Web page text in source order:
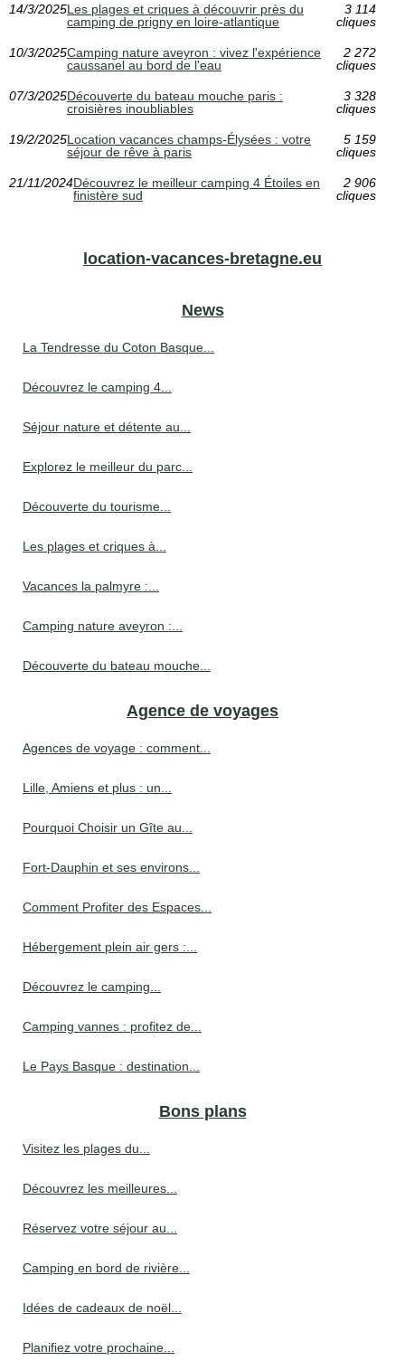
14/3/2025Les plages et criques à découvrir près du
camping de prigny en loire-atlantique
3 114
cliques
10/3/2025Camping nature aveyron : vivez l'expérience
caussanel au bord de l'eau
2 272
cliques
07/3/2025Découverte du bateau mouche paris :
croisières inoubliables
3 328
cliques
19/2/2025Location vacances champs-Élysées : votre
séjour de rêve à paris
5 159
cliques
21/11/2024Découvrez le meilleur camping 4 Étoiles en
finistère sud
2 906
cliques
location-vacances-bretagne.eu
News
La Tendresse du Coton Basque...
Découvrez le camping 4...
Séjour nature et détente au...
Explorez le meilleur du parc...
Découverte du tourisme...
Les plages et criques à...
Vacances la palmyre :...
Camping nature aveyron :...
Découverte du bateau mouche...
Agence de voyages
Agences de voyage : comment...
Lille, Amiens et plus : un...
Pourquoi Choisir un Gîte au...
Fort-Dauphin et ses environs...
Comment Profiter des Espaces...
Hébergement plein air gers :...
Découvrez le camping...
Camping vannes : profitez de...
Le Pays Basque : destination...
Bons plans
Visitez les plages du...
Découvrez les meilleures...
Réservez votre séjour au...
Camping en bord de rivière...
Idées de cadeaux de noël...
Planifiez votre prochaine...